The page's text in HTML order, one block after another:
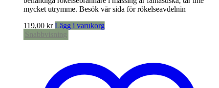
mycket utrymme. Besök vår sida för rökelseavdelnin
119,00 kr Lägg i varukorg
Snabbvisning